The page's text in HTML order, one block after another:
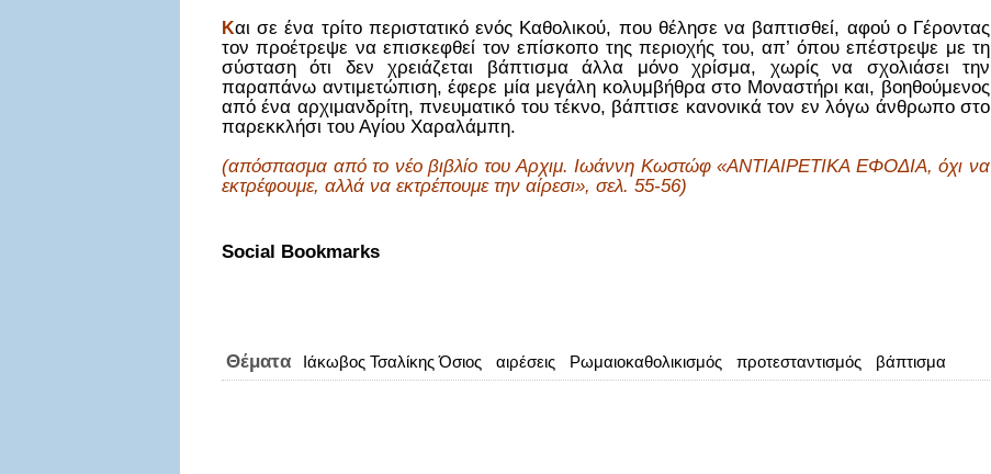
Και σε ένα τρίτο περιστατικό ενός Καθολικού, που θέλησε να βαπτισθεί, αφού ο Γέροντας
τον προέτρεψε να επισκεφθεί τον επίσκοπο της περιοχής του, απ’ όπου επέστρεψε με τη
σύσταση ότι δεν χρειάζεται βάπτισμα άλλα μόνο χρίσμα, χωρίς να σχολιάσει την
παραπάνω αντιμετώπιση, έφερε μία μεγάλη κολυμβήθρα στο Μοναστήρι και, βοηθούμενος
από ένα αρχιμανδρίτη, πνευματικό του τέκνο, βάπτισε κανονικά τον εν λόγω άνθρωπο στο
παρεκκλήσι του Αγίου Χαραλάμπη.
(απόσπασμα από το νέο βιβλίο του Αρχιμ. Ιωάννη Κωστώφ «ΑΝΤΙΑΙΡΕΤΙΚΑ ΕΦΟΔΙΑ, όχι να
εκτρέφουμε, αλλά να εκτρέπουμε την αίρεσι», σελ. 55-56)
Social Bookmarks
Θέματα Ιάκωβος Τσαλίκης Όσιος αιρέσεις Ρωμαιοκαθολικισμός προτεσταντισμός βάπτισμα